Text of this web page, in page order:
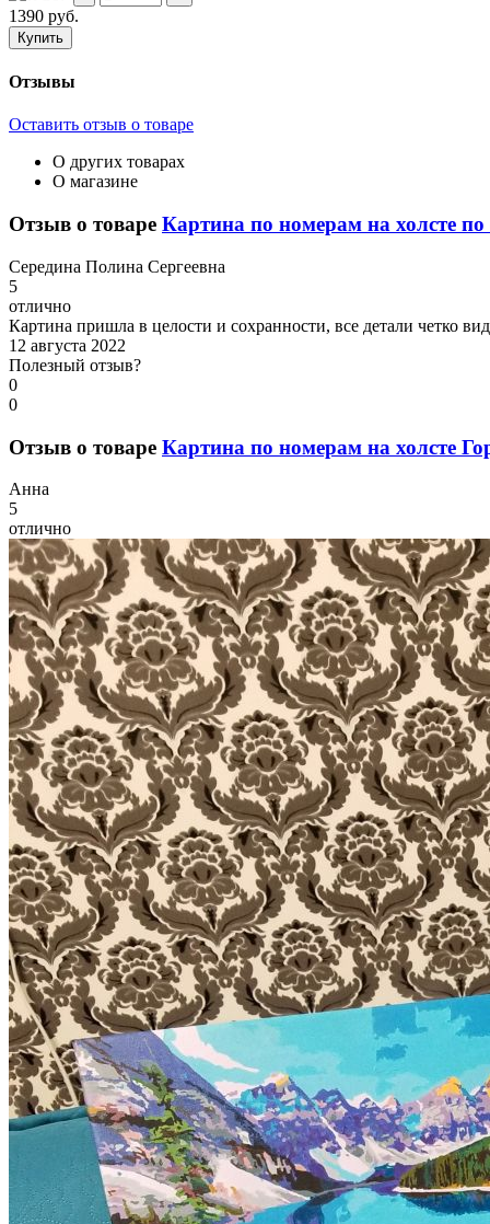
1390 руб.
Отзывы
Оставить отзыв о товаре
О других товарах
О магазине
Отзыв о товаре Картина по номерам на холсте по
Середина Полина Сергеевна
5
отлично
Картина пришла в целости и сохранности, все детали четко
12 августа 2022
Полезный отзыв?
0
0
Отзыв о товаре Картина по номерам на холсте
Анна
5
отлично